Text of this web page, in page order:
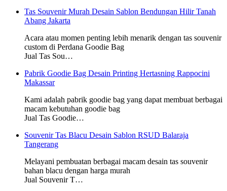
Tas Souvenir Murah Desain Sablon Bendungan Hilir Tanah
Abang Jakarta
Acara atau momen penting lebih menarik dengan tas souvenir
custom di Perdana Goodie Bag
Jual Tas Sou…
Pabrik Goodie Bag Desain Printing Hertasning Rappocini
Makassar
Kami adalah pabrik goodie bag yang dapat membuat berbagai
macam kebutuhan goodie bag
Jual Tas Goodie…
Souvenir Tas Blacu Desain Sablon RSUD Balaraja
Tangerang
Melayani pembuatan berbagai macam desain tas souvenir
bahan blacu dengan harga murah
Jual Souvenir T…